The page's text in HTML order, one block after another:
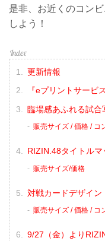
是非、お近くのコン
しよう！
更新情報
『eプリントサービ
臨場感あふれる試合
販売サイズ / 価格 / コ
RIZIN.48タイトルマ
販売サイズ/価格
対戦カードデザイン
販売サイズ / 価格 / コ
9/27（金）より